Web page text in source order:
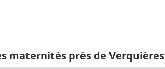
maternités près de Verquières